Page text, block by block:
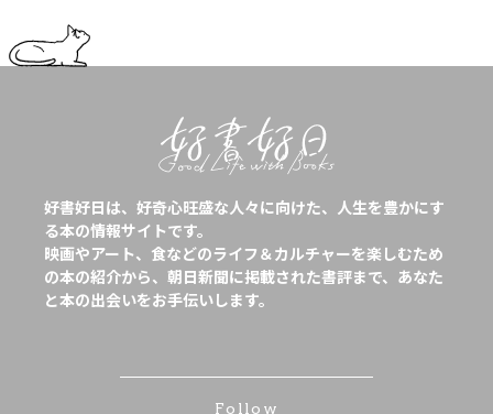
好書好日は、好奇心旺盛な人々に向けた、人生を豊かにす
る本の情報サイトです。
映画やアート、食などのライフ＆カルチャーを楽しむため
の本の紹介から、朝日新聞に掲載された書評まで、あなた
と本の出会いをお手伝いします。
Follow